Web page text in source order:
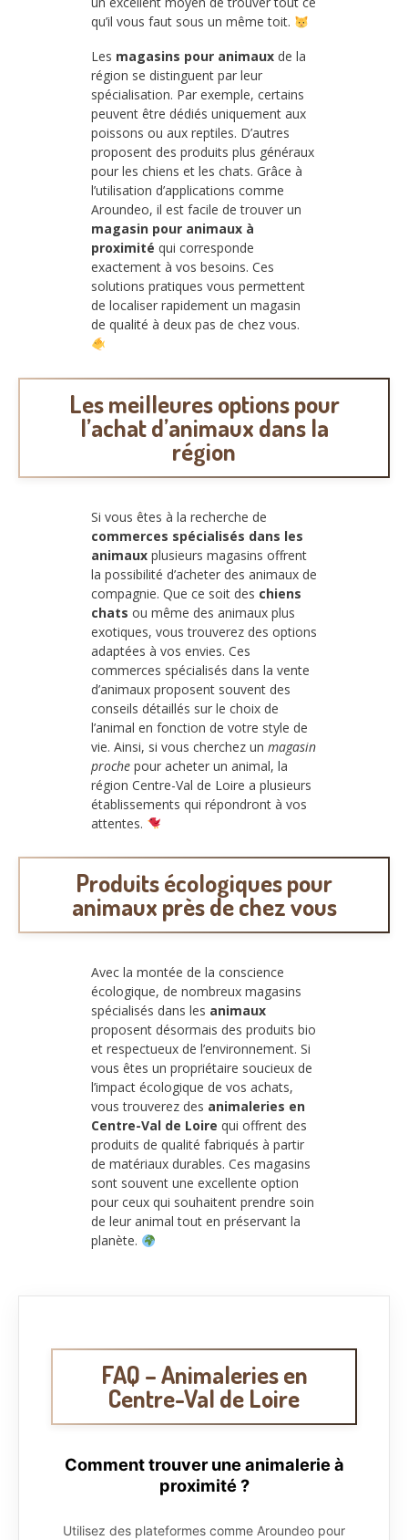
qu’il vous faut sous un même toit.
Les magasins pour animaux de la
région se distinguent par leur
spécialisation. Par exemple, certains
peuvent être dédiés uniquement aux
poissons ou aux reptiles. D’autres
proposent des produits plus généraux
pour les chiens et les chats. Grâce à
l’utilisation d’applications comme
Aroundeo, il est facile de trouver un
magasin pour animaux à
proximité qui corresponde
exactement à vos besoins. Ces
solutions pratiques vous permettent
de localiser rapidement un magasin
de qualité à deux pas de chez vous.
Les meilleures options pour
l’achat d’animaux dans la
région
Si vous êtes à la recherche de
commerces spécialisés dans les
animaux plusieurs magasins offrent
la possibilité d’acheter des animaux de
compagnie. Que ce soit des chiens
chats ou même des animaux plus
exotiques, vous trouverez des options
adaptées à vos envies. Ces
commerces spécialisés dans la vente
d’animaux proposent souvent des
conseils détaillés sur le choix de
l’animal en fonction de votre style de
vie. Ainsi, si vous cherchez un magasin
proche pour acheter un animal, la
région Centre-Val de Loire a plusieurs
établissements qui répondront à vos
attentes.
Produits écologiques pour
animaux près de chez vous
Avec la montée de la conscience
écologique, de nombreux magasins
spécialisés dans les animaux
proposent désormais des produits bio
et respectueux de l’environnement. Si
vous êtes un propriétaire soucieux de
l’impact écologique de vos achats,
vous trouverez des animaleries en
Centre-Val de Loire qui offrent des
produits de qualité fabriqués à partir
de matériaux durables. Ces magasins
sont souvent une excellente option
pour ceux qui souhaitent prendre soin
de leur animal tout en préservant la
planète.
FAQ – Animaleries en
Centre-Val de Loire
Comment trouver une animalerie à
proximité ?
Utilisez des plateformes comme Aroundeo pour